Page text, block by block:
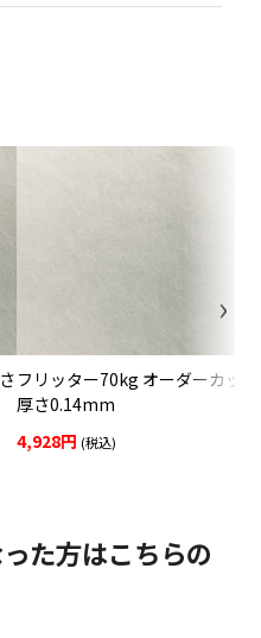
フリッター70kg オーダーカット
厚さ0.14mm
4,928円 (税込)
た方はこちらの